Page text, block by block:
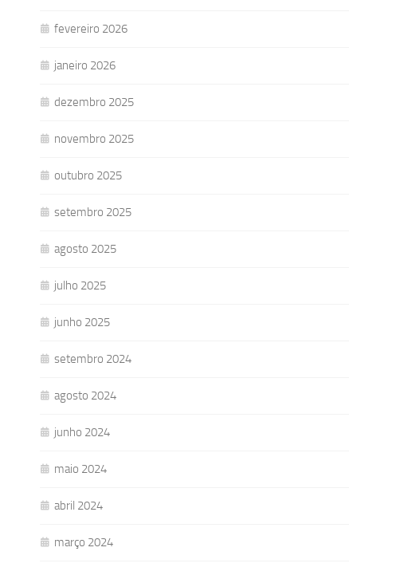
fevereiro 2026
janeiro 2026
dezembro 2025
novembro 2025
outubro 2025
setembro 2025
agosto 2025
julho 2025
junho 2025
setembro 2024
agosto 2024
junho 2024
maio 2024
abril 2024
março 2024